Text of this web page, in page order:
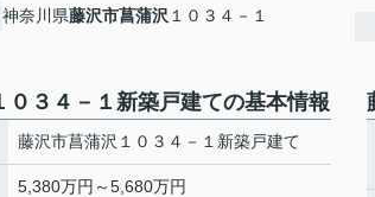
神奈川県藤沢市菖蒲沢 １０３４－１
０３４－１新築戸建ての基本情報
藤沢市菖蒲沢１０３４－１新築戸建て
5,380万円～5,680万円